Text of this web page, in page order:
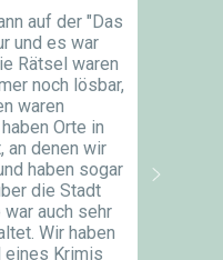
auf der "Das
und es war
Rätsel waren
noch lösbar,
waren
Orte in
an denen wir
haben sogar
die Stadt
auch sehr
Wir haben
eines Krimis